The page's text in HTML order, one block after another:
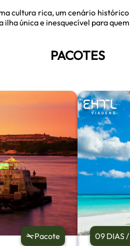
cultura rica, um cenário
única e inesquecível para
PACOTES
Pacote 09 DIAS